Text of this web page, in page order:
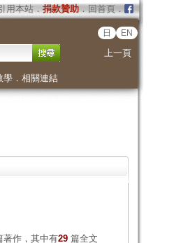
用本站． 捐款贊助．回首頁．
日 EN
上一頁
學． 相關連結
著作，其中有29篇全文